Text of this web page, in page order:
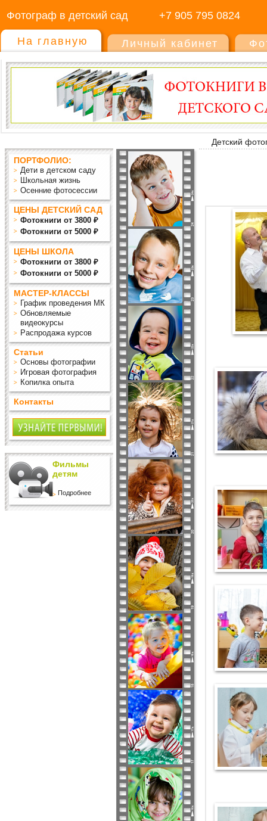
Фотограф в детский сад +7 905 795 0824
На главную Личный кабинет
Детский
ПОРТФОЛИО:
Дети в детском саду
Школьная жизнь
Осенние фотосессии
ЦЕНЫ ДЕТСКИЙ САД
Фотокниги от 3800 ₽
Фотокниги от 5000 ₽
ЦЕНЫ ШКОЛА
Фотокниги от 3800 ₽
Фотокниги от 5000 ₽
МАСТЕР-КЛАССЫ
График проведения МК
Обновляемые
видеокурсы
Распродажа курсов
Статьи
Основы фотографии
Игровая фотография
Копилка опыта
Контакты
Фильмы
детям
Подробнее